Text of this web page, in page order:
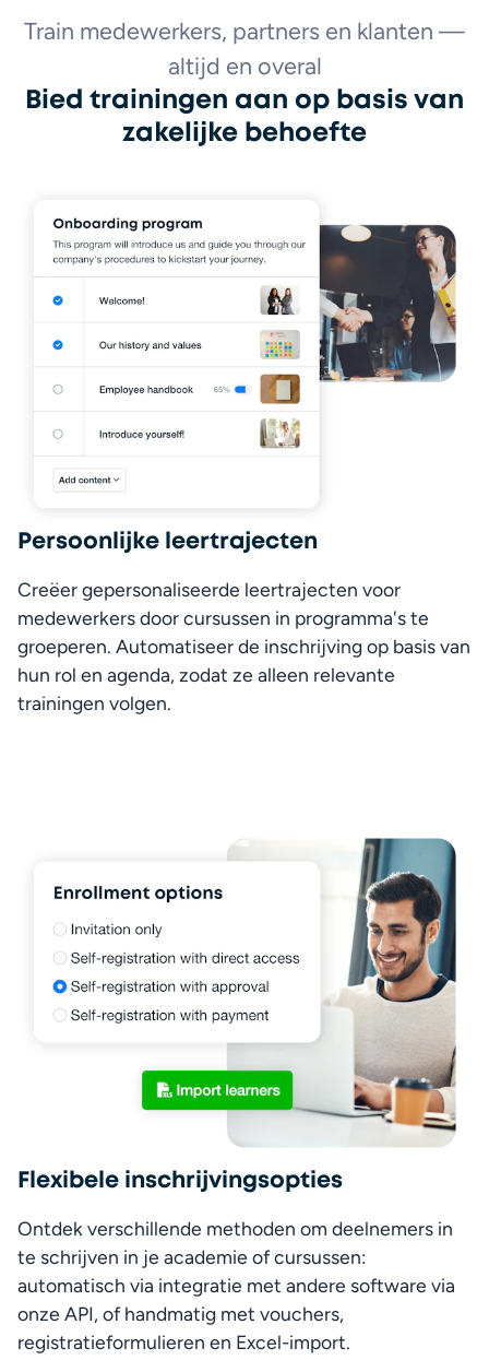
Bied trainingen aan op basis van
zakelijke behoefte
Train medewerkers, partners en klanten —
altijd en overal
Persoonlijke leertrajecten
Creëer gepersonaliseerde leertrajecten voor
medewerkers door cursussen in programma's te
groeperen. Automatiseer de inschrijving op basis van
hun rol en agenda, zodat ze alleen relevante
trainingen volgen.
Flexibele inschrijvingsopties
Ontdek verschillende methoden om deelnemers in
te schrijven in je academie of cursussen:
automatisch via integratie met andere software via
onze API, of handmatig met vouchers,
registratieformulieren en Excel-import.